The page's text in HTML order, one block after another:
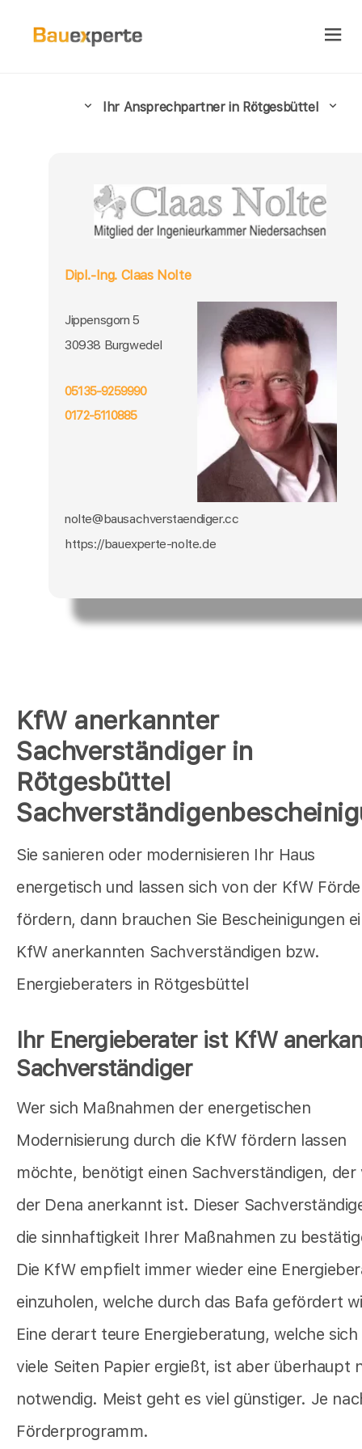
KfW anerkannter
Sachverständiger in
Rötgesbüttel
Sie sanieren oder modernisieren Ihr Haus
energetisch und lassen sich von der KfW
fördern, dann brauchen Sie Bescheinigungen
KfW anerkannten Sachverständigen bzw.
Energieberaters in Rötgesbüttel
Ihr Energieberater ist KfW
Sachverständiger
Wer sich Maßnahmen der energetischen
Modernisierung durch die KfW fördern lassen
möchte, benötigt einen Sachverständigen, der
der Dena anerkannt ist. Dieser
die sinnhaftigkeit Ihrer Maßnahmen zu
Die KfW empfielt immer wieder eine
einzuholen, welche durch das Bafa gefördert
Eine derart teure Energieberatung, welche
viele Seiten Papier ergießt, ist aber überhaupt
notwendig. Meist geht es viel günstiger. Je
Förderprogramm.
Ihr Ansprechpartner in Rötgesbüttel
Dipl.-Ing. Claas Nolte
Jippensgorn 5
30938 Burgwedel
05135-9259990
0172-5110885
nolte@bausachverstaendiger.cc
https://bauexperte-nolte.de